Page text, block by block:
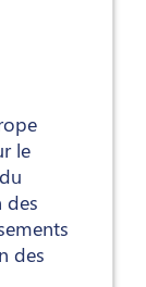
le
des
des